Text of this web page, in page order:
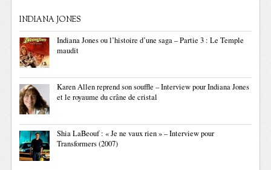
INDIANA JONES
Indiana Jones ou l’histoire d’une saga – Partie 3 : Le Temple
maudit
Karen Allen reprend son souffle – Interview pour Indiana Jones
et le royaume du crâne de cristal
Shia LaBeouf : « Je ne vaux rien » – Interview pour
Transformers (2007)